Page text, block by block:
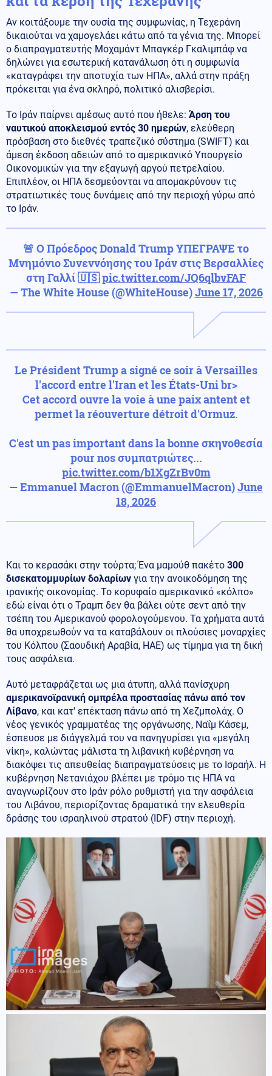
Αν κοιτάξουμε την ουσία της συμφωνίας, η Τεχεράνη
δικαιούται να χαμογελάει κάτω από τα γένια της. Μπορεί
ο διαπραγματευτής Μοχαμάντ Μπαγκέρ Γκαλιμπάφ να
δηλώνει για εσωτερική κατανάλωση ότι η συμφωνία
«καταγράφει την αποτυχία των ΗΠΑ», αλλά στην πράξη
πρόκειται για ένα σκληρό, πολιτικό αλισβερίσι.
Το Ιράν παίρνει αμέσως αυτό που ήθελε: Άρση του
ναυτικού αποκλεισμού εντός 30 ημερών, ελεύθερη
πρόσβαση στο διεθνές τραπεζικό σύστημα (SWIFT) και
άμεση έκδοση αδειών από το αμερικανικό Υπουργείο
Οικονομικών για την εξαγωγή αργού πετρελαίου.
Επιπλέον, οι ΗΠΑ δεσμεύονται να απομακρύνουν τις
στρατιωτικές τους δυνάμεις από την περιοχή γύρω από
το Ιράν.
🚨 Ο Πρόεδρος Donald Trump ΥΠΕΓΡΑΨΕ το
Μνημόνιο Συνεννόησης του Ιράν στις Βερσαλλίες
στη Γαλλί 🇺🇸pic.twitter.com/JQ6qlbvFAF
— The White House (@WhiteHouse)June 17, 2026
Le Président Trump a signé ce soir à Versailles
l'accord entre l'Iran et les États-Uni br>
Cet accord ouvre la voie à une paix antent et
permet la réouverture détroit d'Ormuz.
C'est un pas important dans la bonne σκηνοθεσία
pour nos συμπατριώτες...
pic.twitter.com/b1XgZrBv0m
— Emmanuel Macron (@EmmanuelMacron)June
18, 2026
Και το κερασάκι στην τούρτα; Ένα μαμούθ πακέτο 300
δισεκατομμυρίων δολαρίων για την ανοικοδόμηση της
ιρανικής οικονομίας. Το κορυφαίο αμερικανικό «κόλπο»
εδώ είναι ότι ο Τραμπ δεν θα βάλει ούτε σεντ από την
τσέπη του Αμερικανού φορολογούμενου. Τα χρήματα αυτά
θα υποχρεωθούν να τα καταβάλουν οι πλούσιες μοναρχίες
του Κόλπου (Σαουδική Αραβία, ΗΑΕ) ως τίμημα για τη δική
τους ασφάλεια.
Αυτό μεταφράζεται ως μια άτυπη, αλλά πανίσχυρη
αμερικανοϊρανική ομπρέλα προστασίας πάνω από τον
Λίβανο, και κατ' επέκταση πάνω από τη Χεζμπολάχ. Ο
νέος γενικός γραμματέας της οργάνωσης, Ναΐμ Κάσεμ,
έσπευσε με διάγγελμά του να πανηγυρίσει για «μεγάλη
νίκη», καλώντας μάλιστα τη λιβανική κυβέρνηση να
διακόψει τις απευθείας διαπραγματεύσεις με το Ισραήλ. Η
κυβέρνηση Νετανιάχου βλέπει με τρόμο τις ΗΠΑ να
αναγνωρίζουν στο Ιράν ρόλο ρυθμιστή για την ασφάλεια
του Λιβάνου, περιορίζοντας δραματικά την ελευθερία
δράσης του ισραηλινού στρατού (IDF) στην περιοχή.